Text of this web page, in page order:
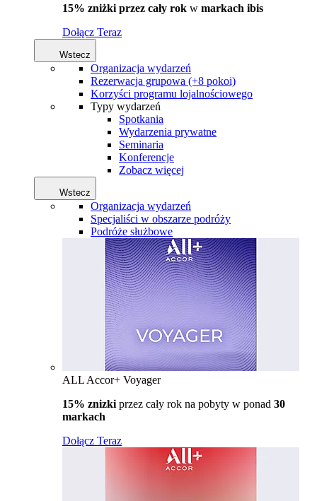
15% zniżki przez cały rok w markach ibis
Dołącz Teraz
Wstecz
Organizacja wydarzeń
Rezerwacja grupowa (+8 pokoi)
Korzyści programu lojalnościowego
Typy wydarzeń
Spotkania
Wydarzenia prywatne
Seminaria
Konferencje
Zobacz więcej
Wstecz
Organizacja wydarzeń
Specjaliści w obszarze podróży
Podróże służbowe
ALL Accor+ Voyager
15% znizki przez cały rok na pobyty w ponad 30
markach
Dołącz Teraz